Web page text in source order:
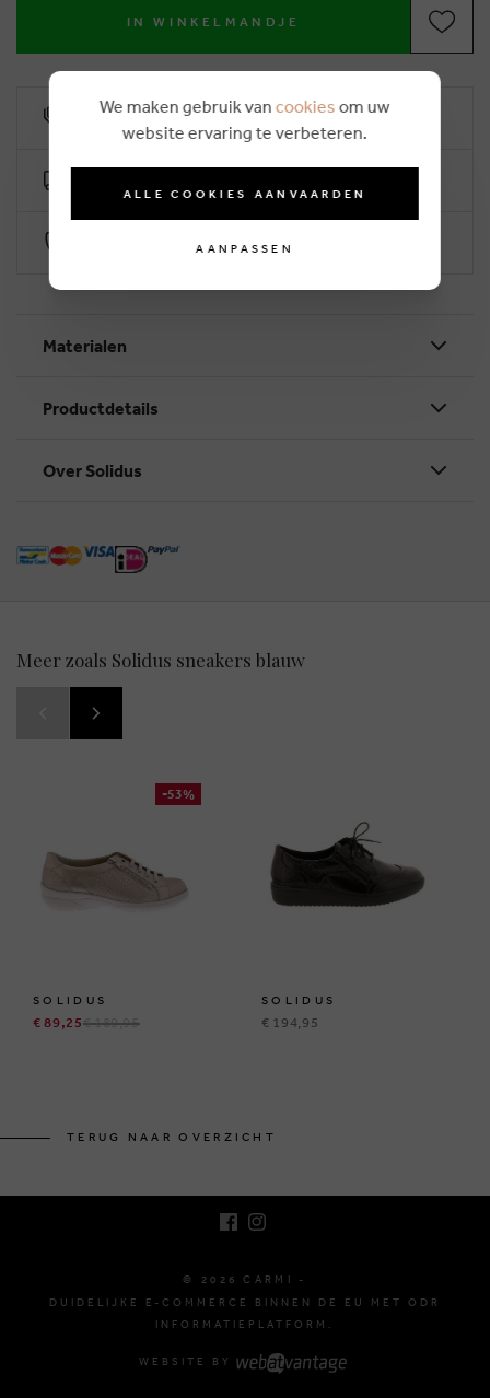
IN WINKELMANDJE
10% klantenkorting
Veilig betalen via Worldline
Materialen
Productdetails
Over Solidus
Meer zoals Solidus sneakers blauw
-53%
SOLIDUS
€ 89,25€ 189,95
SOLIDUS
€ 194,95
TERUG NAAR OVERZICHT
© 2026 CARMI -
DUIDELIJKE E-COMMERCE BINNEN DE EU MET ODR
INFORMATIEPLATFORM.
WEBSITE BY
We maken gebruik van cookies om uw
website ervaring te verbeteren.
ALLE COOKIES AANVAARDEN
AANPASSEN